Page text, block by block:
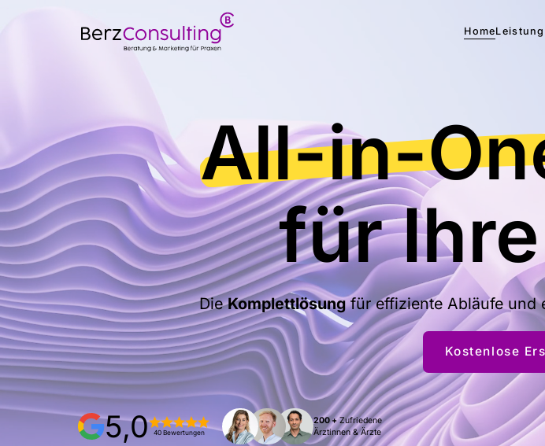
Home
All-in-
für
DieKomplettlösungfür effiziente Abläufe und
Kostenlose
5,0 40 Bewertungen
200 +Zufriedene
Ärztinnen & Ärzte